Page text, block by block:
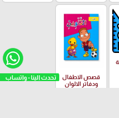
تحدث الينا - واتساب
قصص الاطفال
ودفاتر الالوان